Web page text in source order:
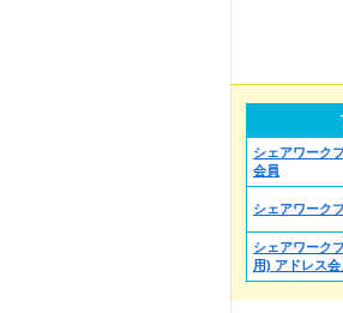
シェアワーク
会員
シェアワーク
シェアワーク
用) アドレス会